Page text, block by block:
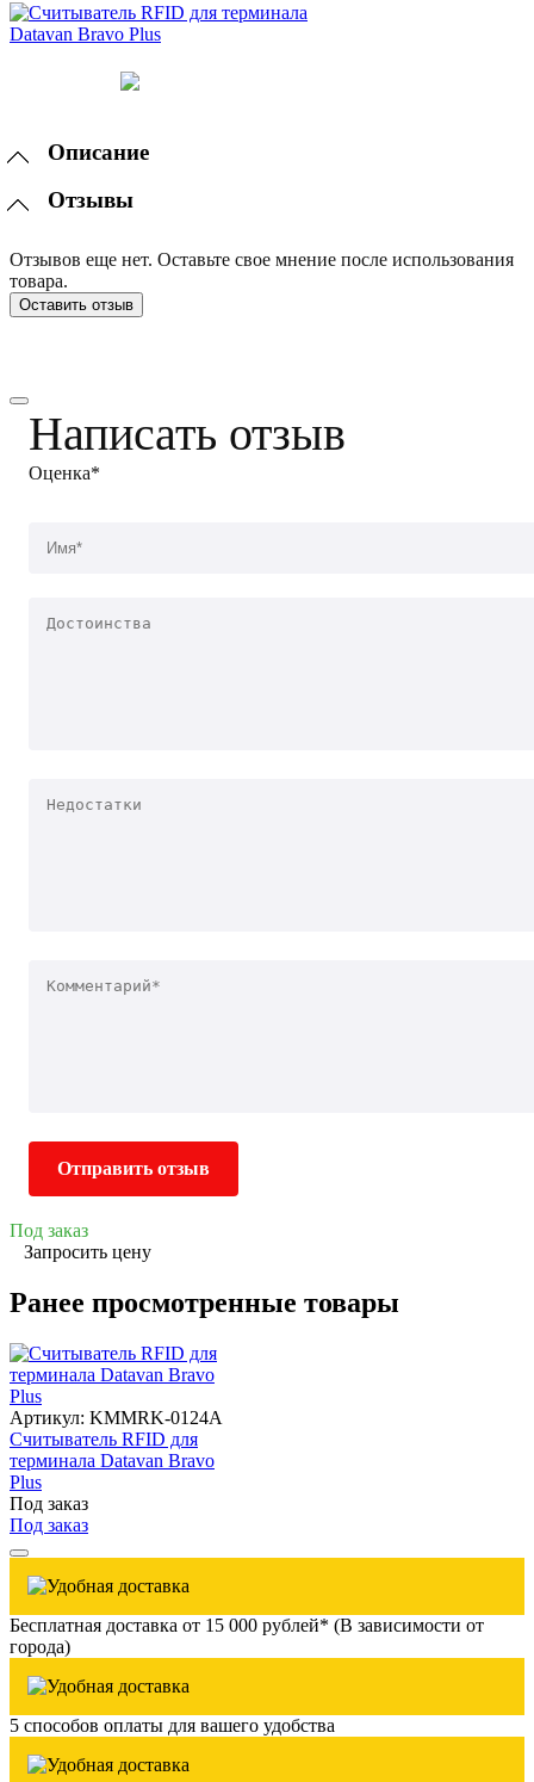
Описание
Отзывы
Отзывов еще нет. Оставьте свое мнение после использования
товара.
Оставить отзыв
Написать отзыв
Оценка*
Отправить отзыв
Под заказ
Запросить цену
Ранее просмотренные товары
Артикул: KMMRK-0124A
Считыватель RFID для
терминала Datavan Bravo
Plus
Под заказ
Под заказ
Бесплатная доставка от 15 000 рублей* (В зависимости от
города)
5 способов оплаты для вашего удобства